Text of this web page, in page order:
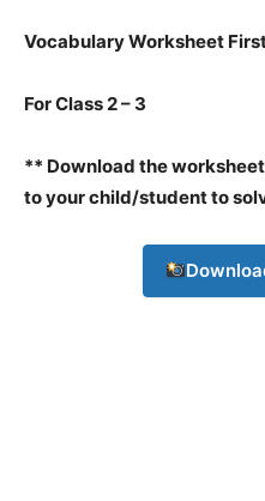
Vocabulary Worksheet
For Class 2 – 3
** Download the
to your child/student to